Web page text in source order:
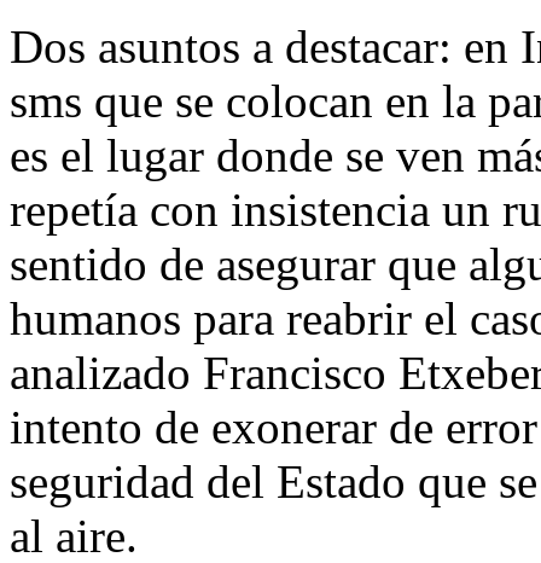
Dos asuntos a destacar: en
sms que se colocan en la
es el lugar donde se ven
repetía con insistencia un
sentido de asegurar que
humanos para reabrir el
analizado Francisco
intento de exonerar de
seguridad del Estado que
al aire.